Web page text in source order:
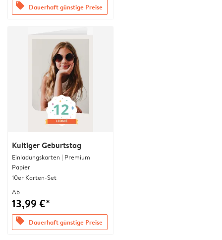
offers Dauerhaft günstige Preise
Kultiger Geburtstag
Einladungskarten | Premium
Papier
10er Karten-Set
Ab
13,99 €*
offers Dauerhaft günstige Preise